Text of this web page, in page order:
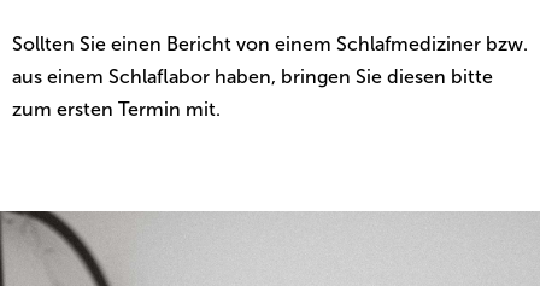
Sollten Sie einen Bericht von einem Schlafmediziner bzw.
aus einem Schlaflabor haben, bringen Sie diesen bitte
zum ersten Termin mit.